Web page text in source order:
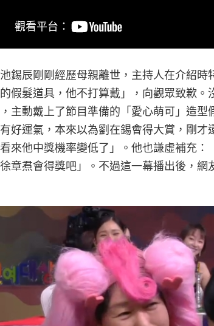
錫辰剛剛經歷母親離世，主持人在介紹時
假髮道具，他不打算戴」，向觀眾致歉。
，主動戴上了節目準備的「愛心萌可」造
好運氣，本來以為劉在錫會得大賞，剛才
來他中獎機率變低了」。他也謙虛補充：
章焄會得獎吧」。不過這一幕播出後，網